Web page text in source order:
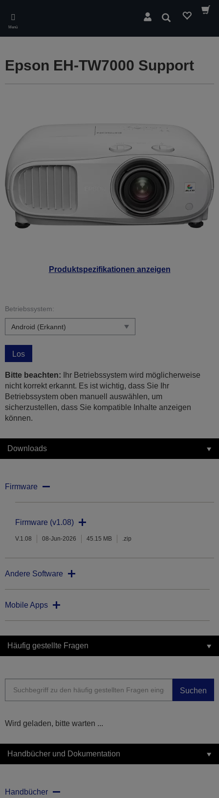
main
content
Menü
Suchen
Produktspezifikationen anzeigen
Epson EH-TW7000 Support
Betriebssystem:
Los
Bitte beachten: Ihr Betriebssystem wird möglicherweise
nicht korrekt erkannt. Es ist wichtig, dass Sie Ihr
Betriebssystem oben manuell auswählen, um
sicherzustellen, dass Sie kompatible Inhalte anzeigen
können.
Downloads
Firmware
Firmware (v1.08)
V.1.08 08-Jun-2026 45.15 MB .zip
Andere Software
Mobile Apps
Häufig gestellte Fragen
Suchen
Wird geladen, bitte warten ...
Handbücher und Dokumentation
Handbücher